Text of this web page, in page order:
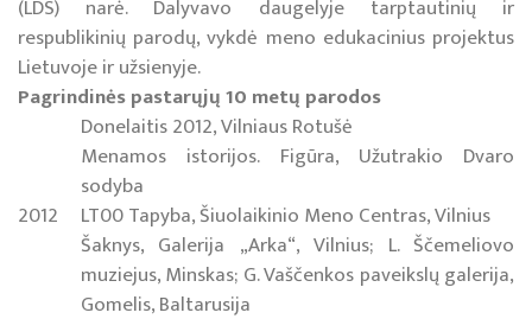
(LDS) narė. Dalyvavo daugelyje tarptautinių ir
respublikinių parodų, vykdė meno edukacinius projektus
Lietuvoje ir užsienyje.
Pagrindinės pastarųjų 10 metų parodos
2012
Donelaitis 2012, Vilniaus Rotušė
Menamos istorijos. Figūra, Užutrakio Dvaro
sodyba
LT00 Tapyba, Šiuolaikinio Meno Centras, Vilnius
Šaknys, Galerija „Arka“, Vilnius; L. Ščemeliovo
muziejus, Minskas; G. Vaščenkos paveikslų galerija,
Gomelis, Baltarusija